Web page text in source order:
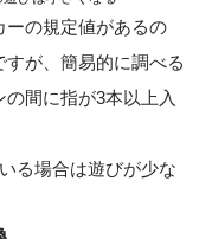
ーの規定値があるの
が、簡易的に調べる
間に指が3本以上入
る場合は遊びが少な